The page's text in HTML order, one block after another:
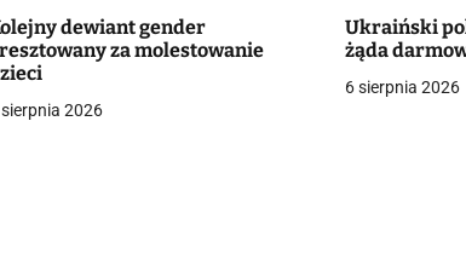
dewiant gender
za molestowanie
2026
Ukraiński
żąda
6 sierpnia 2026